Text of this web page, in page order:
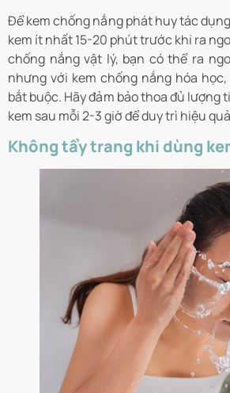
Để kem chống nắng phát huy tác
kem ít nhất 15-20 phút trước khi ra
chống nắng vật lý, bạn có thể ra
nhưng với kem chống nắng hóa
bắt buộc. Hãy đảm bảo thoa đủ lượng
kem sau mỗi 2-3 giờ để duy trì hiệu
Không tẩy trang khi dùng